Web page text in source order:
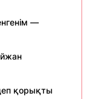
—
қорықты